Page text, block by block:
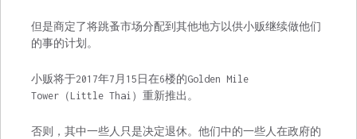
但是商定了将跳蚤市场分配到其他地方以供小贩继续做他们
的事的计划。
小贩将于2017年7月15日在6楼的Golden Mile
Tower（Little Thai）重新推出。
否则，其中一些人只是决定退休。他们中的一些人在政府的